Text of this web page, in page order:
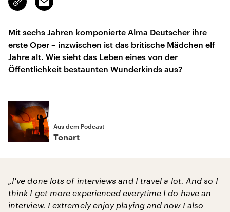
kopieren/teilen
Mit sechs Jahren komponierte Alma Deutscher ihre
erste Oper – inzwischen ist das britische Mädchen elf
Jahre alt. Wie sieht das Leben eines von der
Öffentlichkeit bestaunten Wunderkinds aus?
Aus dem Podcast
Tonart
„I've done lots of interviews and I travel a lot. And so I
think I get more experienced everytime I do have an
interview. I extremely enjoy playing and now I also